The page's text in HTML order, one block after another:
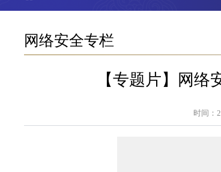
网络安全专栏
【专题片】网
时间：